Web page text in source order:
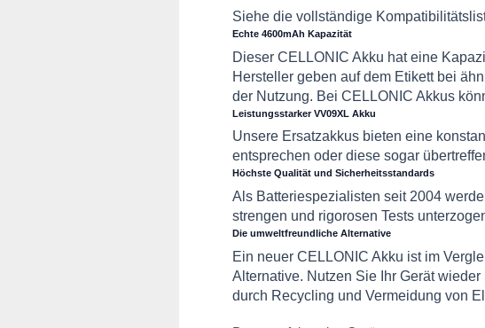
Siehe die vollständige
Echte 4600mAh Kapazität
Dieser CELLONIC Akku hat eine
Hersteller geben auf dem Etikett bei
der Nutzung. Bei CELLONIC Akkus
Leistungsstarker VV09XL Akku
Unsere Ersatzakkus bieten eine
entsprechen oder diese sogar
Höchste Qualität und Sicherheitsstandards
Als Batteriespezialisten seit 2004
strengen und rigorosen Tests
Die umweltfreundliche Alternative
Ein neuer CELLONIC Akku ist im
Alternative. Nutzen Sie Ihr Gerät
durch Recycling und Vermeidung von